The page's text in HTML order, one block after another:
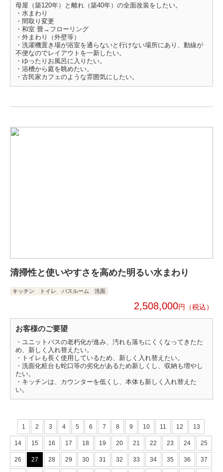
母屋（築120年）と離れ（築40年）の全面改装をしたい。
・水まわり
・間取り変更
・和室 畳→フローリング
・外まわり（外壁等）
・洗濯機置き場が浴室を通らないと行けない場所にあり、動線が
不便なのでレイアウトを一新したい。
・ゆったりお風呂に入りたい。
・浴槽から庭を眺めたい。
・古民家カフェのような雰囲気にしたい。
清掃性と使いやすさを高めた明るい水まわり
キッチン トイレ バスルーム 洗面
2,508,000円
お客様のご要望
・ユニットバスの老朽化が進み、汚れも落ちにくくなってきたた
め、新しく入れ替えたい。
・トイレも長く使用しているため、新しく入れ替えたい。
・洗面化粧台も蛇口等の劣化があるため新しくし、収納も増やし
たい。
・キッチンは、カウンターを低くし、本体も新しく入れ替えた
い。
1 2 3 4 5 6 7 8 9 10 11 12 13
14 15 16 17 18 19 20 21 22 23 24 25
26 27 28 29 30 31 32 33 34 35 36 37